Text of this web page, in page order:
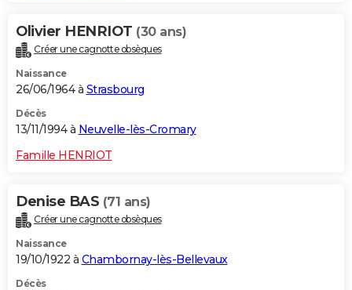
Olivier HENRIOT (30 ans)
Créer une cagnotte obsèques
Naissance
26/06/1964 à Strasbourg
Décès
13/11/1994 à Neuvelle-lès-Cromary
Famille HENRIOT
Denise BAS (71 ans)
Créer une cagnotte obsèques
Naissance
19/10/1922 à Chambornay-lès-Bellevaux
Décès